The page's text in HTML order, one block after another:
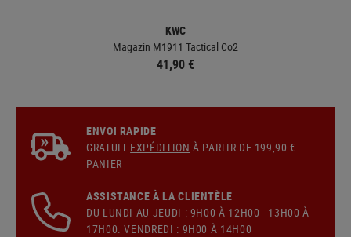
KWC
Magazin M1911 Tactical Co2
41,90 €
ENVOI RAPIDE
GRATUIT EXPÉDITION À PARTIR DE 199,90 €
PANIER
ASSISTANCE À LA CLIENTÈLE
DU LUNDI AU JEUDI : 9H00 À 12H00 - 13H00 À
17H00. VENDREDI : 9H00 À 14H00